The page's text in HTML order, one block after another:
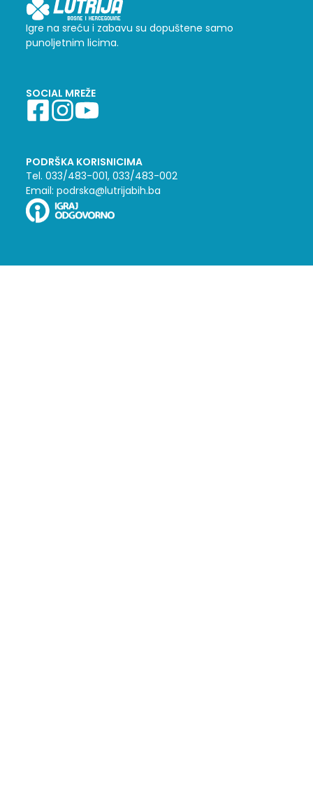
Igre na sreću i zabavu su dopuštene samo
punoljetnim licima.
SOCIAL MREŽE
PODRŠKA KORISNICIMA
Tel. 033/483-001, 033/483-002
Email: podrska@lutrijabih.ba